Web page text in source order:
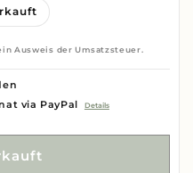
Ausweis der Umsatzsteuer.
via PayPal Details